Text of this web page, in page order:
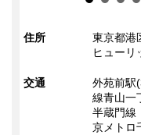
法人登記 秘書
ドリンクサービス（
36
住所
東京都港
ヒューリ
交通
外苑前駅
線青山一
半蔵門線
京メトロ